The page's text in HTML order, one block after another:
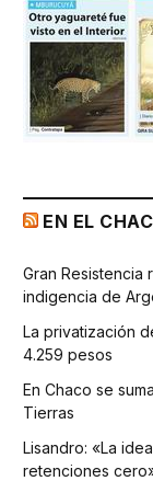
EN EL
Gran Resistencia
indigencia de
La privatización
4.259 pesos
En Chaco se
Tierras
Lisandro: «La
retenciones